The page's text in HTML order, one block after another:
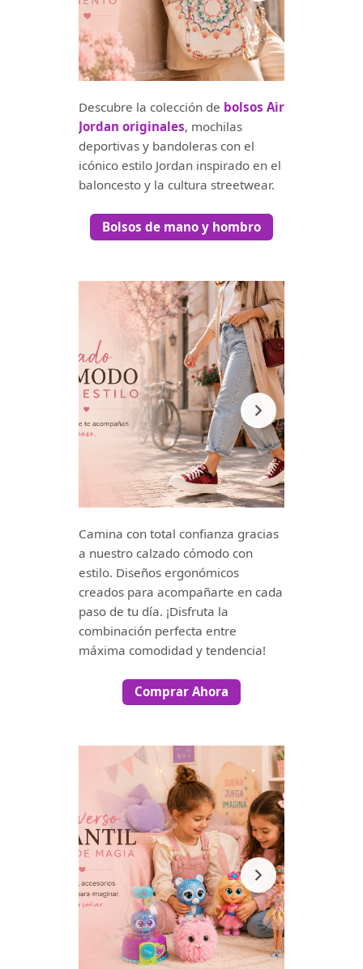
Descubre la colección de bolsos Air
Jordan originales, mochilas
deportivas y bandoleras con el
icónico estilo Jordan inspirado en el
baloncesto y la cultura streetwear.
Bolsos de mano y hombro
Camina con total confianza gracias
a nuestro calzado cómodo con
estilo. Diseños ergonómicos
creados para acompañarte en cada
paso de tu día. ¡Disfruta la
combinación perfecta entre
máxima comodidad y tendencia!
Comprar Ahora